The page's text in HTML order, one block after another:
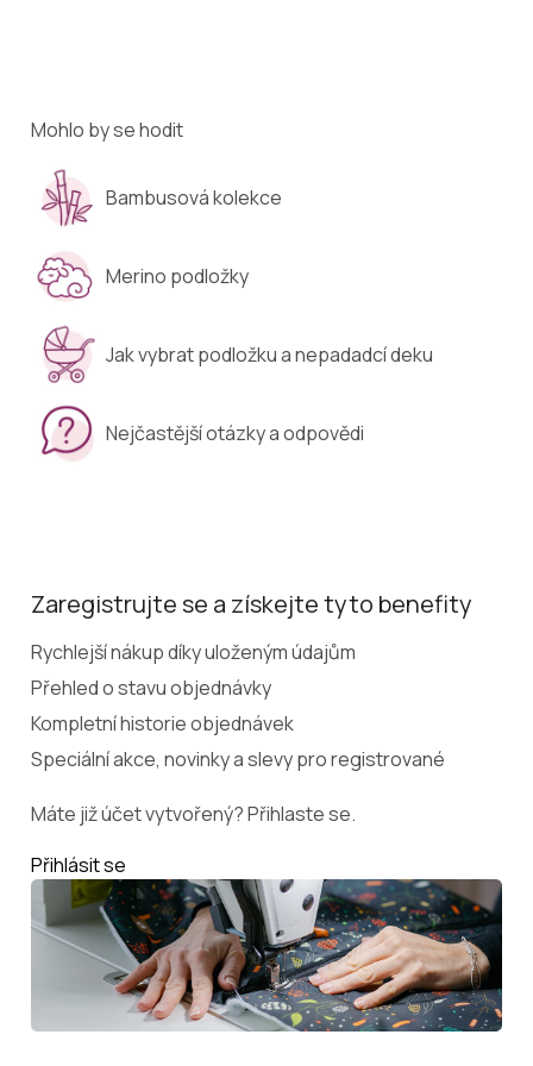
Mohlo by se hodit
Bambusová kolekce
Merino podložky
Jak vybrat podložku a nepadadcí deku
Nejčastější otázky a odpovědi
Zaregistrujte se a získejte tyto benefity
Rychlejší nákup díky uloženým údajům
Přehled o stavu objednávky
Kompletní historie objednávek
Speciální akce, novinky a slevy pro registrované
Máte již účet vytvořený? Přihlaste se.
Přihlásit se